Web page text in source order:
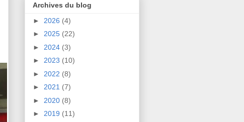
Archives du blog
► 2026 (4)
► 2025 (22)
► 2024 (3)
► 2023 (10)
► 2022 (8)
► 2021 (7)
► 2020 (8)
► 2019 (11)